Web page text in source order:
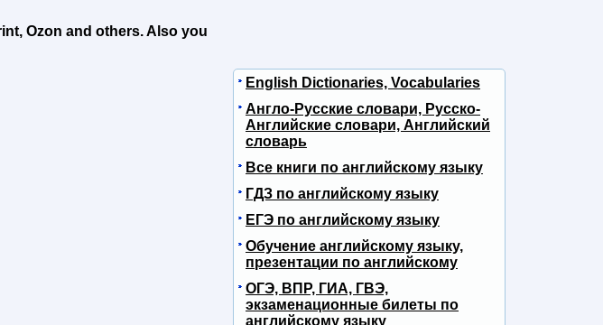
Ozon and others. Also you
English Dictionaries, Vocabularies
Англо-Русские словари, Русско-
Английские словари, Английский
словарь
Все книги по английскому языку
ГДЗ по английскому языку
ЕГЭ по английскому языку
Обучение английскому языку,
презентации по английскому
ОГЭ, ВПР, ГИА, ГВЭ,
экзаменационные билеты по
английскому языку